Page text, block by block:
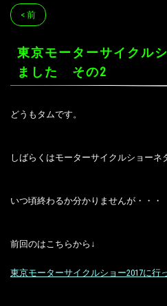
< 前
東京モーターサイクル
ました その2
どうもタムです。
しばらくはモーターサイクルショーネ
いつ頃終わるか分かりませんが・・・
前回のはこちらから↓
東京モーターサイクルショー2017に